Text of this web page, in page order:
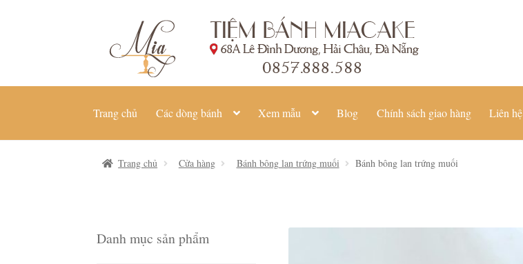
Điều
nội
Trang chủ Các dòng bánh Xem mẫu Blog Chính sách giao hàng Liên
Trang chủ Cửa hàng Bánh bông lan trứng muối Bánh bông lan trứng muối
Danh mục sản phẩm